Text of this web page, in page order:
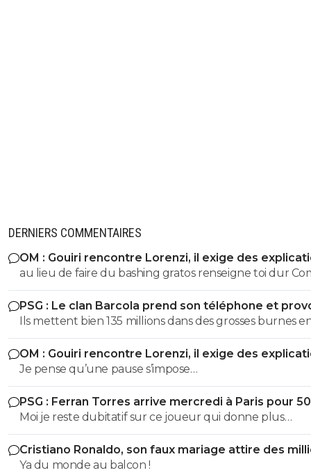
DERNIERS COMMENTAIRES
OM : Gouiri rencontre Lorenzi, il exige des
au lieu de faire du bashing gratos renseigne toi dur
c'est le nouveau riche oralien ils vont nouer la cL etc
progresse chaque saison
PSG : Le clan Barcola prend son téléphone et
un séisme
Ils mettent bien 135 millions dans des grosses burnes
donc pourquoi le PSG devrait pas faire pareil ?
OM : Gouiri rencontre Lorenzi, il exige des
Je pense qu’une pause s’impose…
PSG : Ferran Torres arrive mercredi à Paris pour
Moi je reste dubitatif sur ce joueur qui donne plus
l’impression de chasser le contrat le plus juteux, qui n a
réussi à s imposer ni avec pep à City, ni au barca et je
trop quoi penser de sa personnalité pour le moment.
Cristiano Ronaldo, son faux mariage attire des
de personnes
Ya du monde au balcon !